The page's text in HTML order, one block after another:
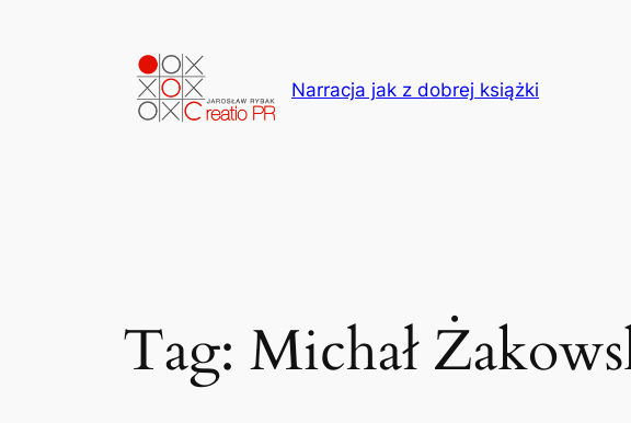
Narracja jak z dobrej książki
Tag: Michał